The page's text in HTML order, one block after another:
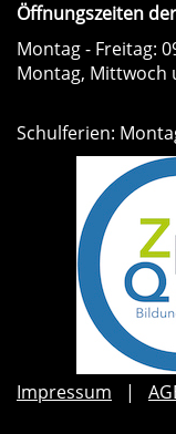
Öffnungszeiten
Montag - Freitag:
Montag, Mittwoch
Schulferien:
Impressum